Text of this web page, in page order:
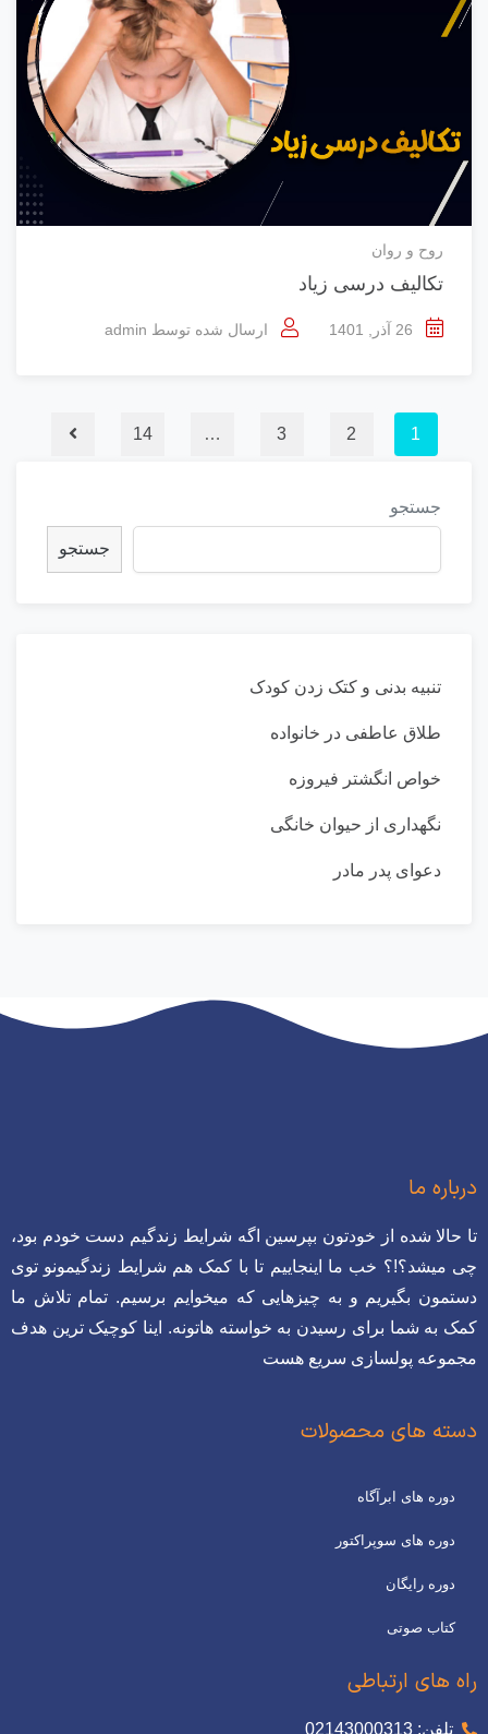
روح و روان
تکالیف درسی زیاد
26 آذر, 1401 ارسال شده توسط admin
1
2
3
…
14
جستجو
جستجو
تنبیه بدنی و کتک زدن کودک
طلاق عاطفی در خانواده
خواص انگشتر فیروزه
نگهداری از حیوان خانگی
دعوای پدر مادر
درباره ما
تا حالا شده از خودتون بپرسین اگه شرایط زندگیم دست خودم بود،
چی میشد؟!؟ خب ما اینجاییم تا با کمک هم شرایط زندگیمونو توی
دستمون بگیریم و به چیزهایی که میخوایم برسیم. تمام تلاش ما
کمک به شما برای رسیدن به خواسته هاتونه. اینا کوچیک ترین هدف
مجموعه پولسازی سریع هست
دسته های محصولات
دوره های ابرآگاه
دوره های سوپراکتور
دوره رایگان
کتاب صوتی
راه های ارتباطی
تلفن: 02143000313